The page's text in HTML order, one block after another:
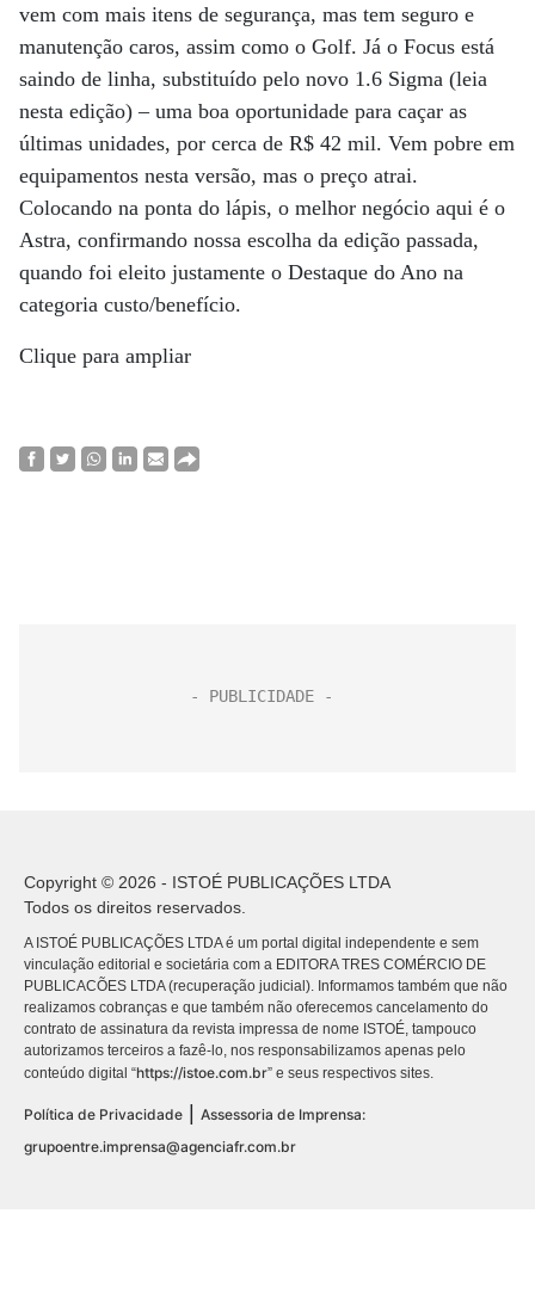
vem com mais itens de segurança, mas tem seguro e
manutenção caros, assim como o Golf. Já o Focus está
saindo de linha, substituído pelo novo 1.6 Sigma (leia
nesta edição) – uma boa oportunidade para caçar as
últimas unidades, por cerca de R$ 42 mil. Vem pobre em
equipamentos nesta versão, mas o preço atrai.
Colocando na ponta do lápis, o melhor negócio aqui é o
Astra, confirmando nossa escolha da edição passada,
quando foi eleito justamente o Destaque do Ano na
categoria custo/benefício.
Clique para ampliar
Copyright © 2026 - ISTOÉ PUBLICAÇÕES LTDA
Todos os direitos reservados.
A ISTOÉ PUBLICAÇÕES LTDA é um portal digital independente e sem
vinculação editorial e societária com a EDITORA TRES COMÉRCIO DE
PUBLICACÕES LTDA (recuperação judicial). Informamos também que não
realizamos cobranças e que também não oferecemos cancelamento do
contrato de assinatura da revista impressa de nome ISTOÉ, tampouco
autorizamos terceiros a fazê-lo, nos responsabilizamos apenas pelo
conteúdo digital “https://istoe.com.br” e seus respectivos sites.
Política de Privacidade | Assessoria de Imprensa:
grupoentre.imprensa@agenciafr.com.br